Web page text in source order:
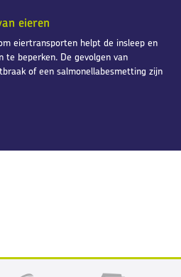
eieren
eiertransporten helpt de insleep en
te beperken. De gevolgen van
of een salmonellabesmetting zijn